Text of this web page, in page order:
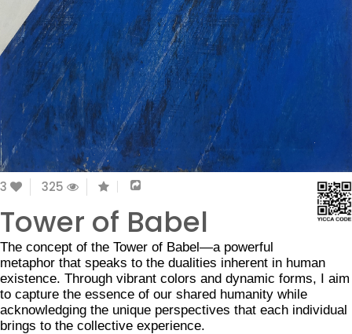
3 325
Tower of Babel
The concept of the Tower of Babel—a powerful
metaphor that speaks to the dualities inherent in human
existence. Through vibrant colors and dynamic forms, I aim
to capture the essence of our shared humanity while
acknowledging the unique perspectives that each individual
brings to the collective experience.